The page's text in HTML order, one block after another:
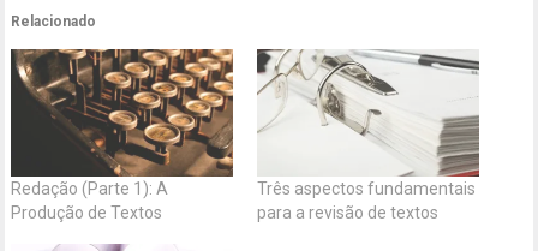
Relacionado
Redação (Parte 1): A
Produção de Textos
Três aspectos fundamentais
para a revisão de textos